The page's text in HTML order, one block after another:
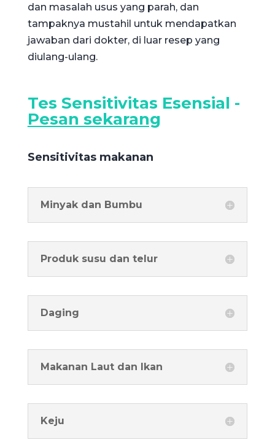
dan masalah usus yang parah, dan
tampaknya mustahil untuk mendapatkan
jawaban dari dokter, di luar resep yang
diulang-ulang.
Tes Sensitivitas Esensial -
Pesan sekarang
Sensitivitas makanan
Minyak dan Bumbu
Produk susu dan telur
Daging
Makanan Laut dan Ikan
Keju